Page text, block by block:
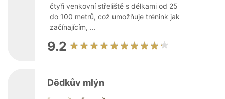
čtyři venkovní střeliště s délkami od 25
do 100 metrů, což umožňuje trénink jak
začínajícím, ...
9.2
Dědkův mlýn